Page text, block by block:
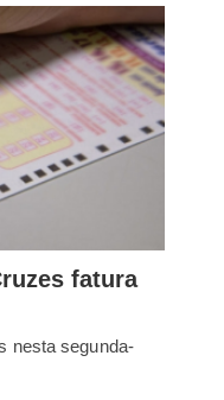
fatura
nesta segunda-